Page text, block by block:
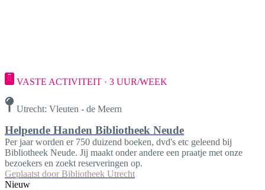
VASTE ACTIVITEIT · 3 UUR/WEEK
Utrecht: Vleuten - de Meern
Helpende Handen Bibliotheek Neude
Per jaar worden er 750 duizend boeken, dvd's etc geleend bij
Bibliotheek Neude. Jij maakt onder andere een praatje met onze
bezoekers en zoekt reserveringen op.
Geplaatst door Bibliotheek Utrecht
Nieuw